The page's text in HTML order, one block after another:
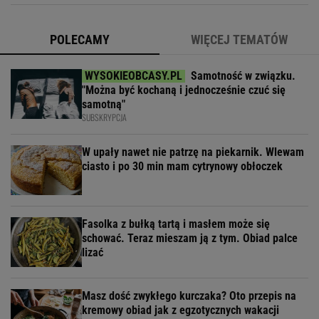
POLECAMY WIĘCEJ TEMATÓW
Samotność w związku.
"Można być kochaną i jednocześnie czuć się
samotną"
SUBSKRYPCJA
W upały nawet nie patrzę na piekarnik. Wlewam
ciasto i po 30 min mam cytrynowy obłoczek
Fasolka z bułką tartą i masłem może się
schować. Teraz mieszam ją z tym. Obiad palce
lizać
Masz dość zwykłego kurczaka? Oto przepis na
kremowy obiad jak z egzotycznych wakacji